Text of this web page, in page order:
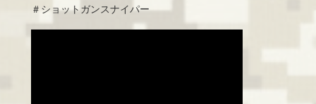
＃ショットガンスナイパー